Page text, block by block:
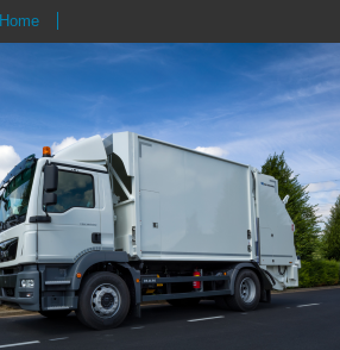
Home